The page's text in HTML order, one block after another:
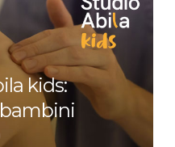
kids: